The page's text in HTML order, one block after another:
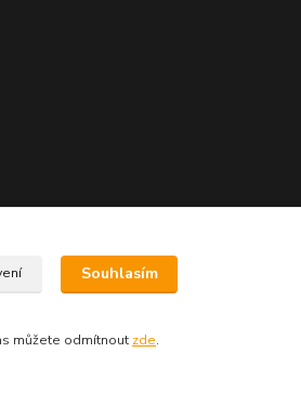
117
Souhlasím
můžete odmítnout zde.